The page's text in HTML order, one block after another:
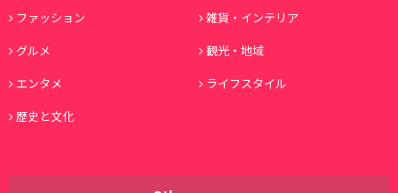
ファッション
雑貨・インテリア
グルメ
観光・地域
エンタメ
ライフスタイル
歴史と文化